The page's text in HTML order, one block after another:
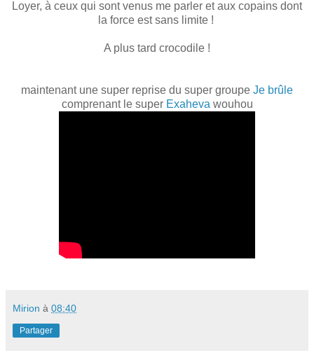
Loyer, à ceux qui sont venus me parler et aux copains dont
la force est sans limite !
A plus tard crocodile !
maintenant une super reprise du super groupe Je brûle
comprenant le super Exaheva wouhou
Mirion à 08:40
Partager